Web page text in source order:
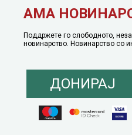
јануари, 1991 година
© 2016 - 2026 Сакам Да Кажам.
Понуда за политичко
Политика на инклузија
Кодекс на
АМА
Поддржете го слободното,
новинарство. Новинарство со
ДОНИРАЈ